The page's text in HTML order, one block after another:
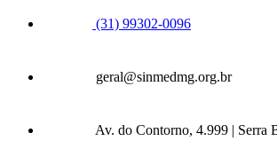
(31) 99302-0096
geral@sinmedmg.org.br
Av. do Contorno, 4.999 | Serra